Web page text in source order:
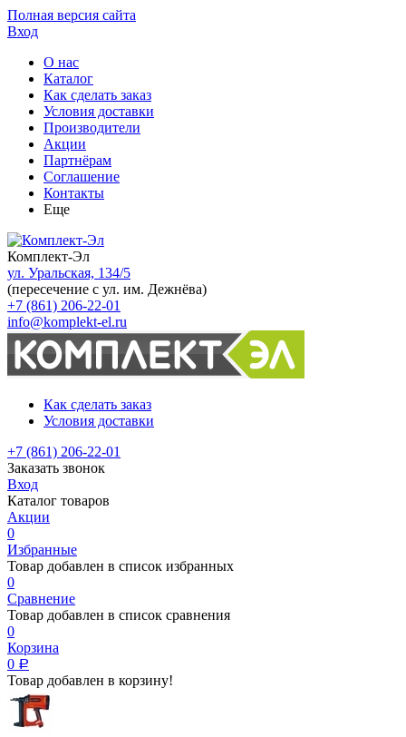
Полная версия сайта
Вход
О нас
Каталог
Как сделать заказ
Условия доставки
Производители
Акции
Партнёрам
Соглашение
Контакты
Еще
Комплект-Эл
ул. Уральская, 134/5
(пересечение с ул. им. Дежнёва)
+7 (861) 206-22-01
info@komplekt-el.ru
Как сделать заказ
Условия доставки
+7 (861) 206-22-01
Заказать звонок
Вход
Каталог товаров
Акции
0
Избранные
Товар добавлен в список избранных
0
Сравнение
Товар добавлен в список сравнения
0
Корзина
0 Р
Товар добавлен в корзину!